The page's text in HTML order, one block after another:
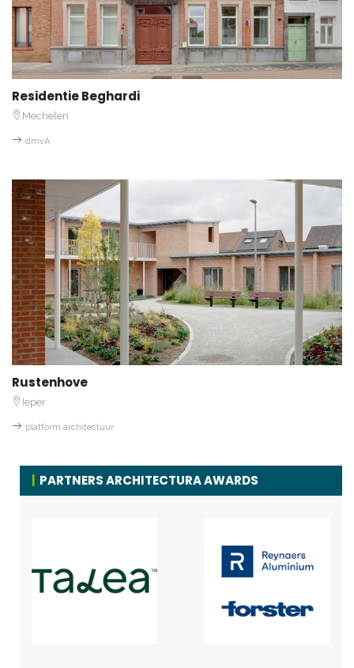
Residentie Beghardi
Mechelen
dmvA
Rustenhove
Ieper
platform architectuur
PARTNERS ARCHITECTURA AWARDS